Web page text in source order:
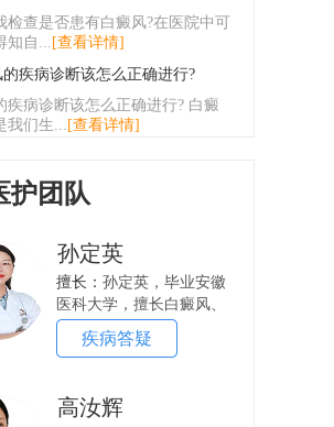
检查是否患有白癜风?在医院中可
知自...[查看详情]
的疾病诊断该怎么正确进行?
疾病诊断该怎么正确进行? 白癜
我们生... [查看详情]
护团队
孙定英
擅长： 孙定英，毕业安徽
医科大学，擅长白癜风、
银屑病的诊治，从医...
疾病答疑
高汝辉